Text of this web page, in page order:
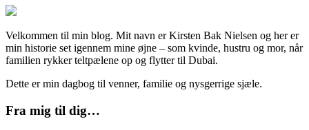
Velkommen til min blog. Mit navn er Kirsten Bak Nielsen og her er
min historie set igennem mine øjne – som kvinde, hustru og mor, når
familien rykker teltpælene op og flytter til Dubai.
Dette er min dagbog til venner, familie og nysgerrige sjæle.
Fra mig til dig…